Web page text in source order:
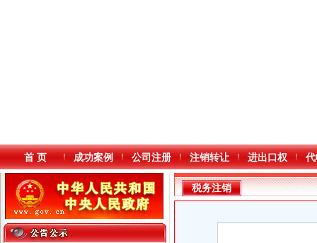
首 页 成功案例 公司注册 注销转让 进出口权
税务注销